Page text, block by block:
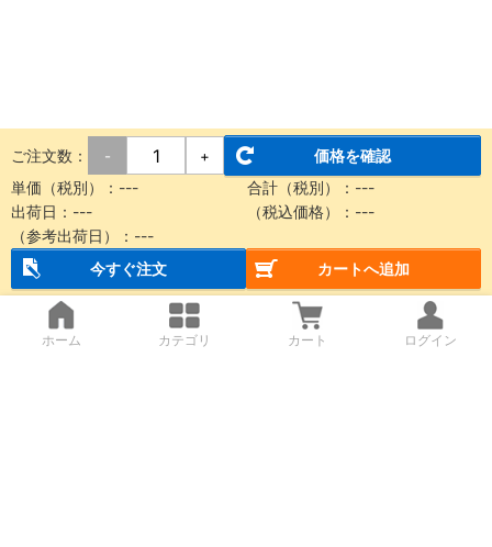
ご注文数： - +
価格を確認
単価（税別）： --- 合計（税別）： ---
出荷日： --- （税込価格）： ---
（参考出荷日）： ---
今すぐ注文
カートへ追加
ホーム カテゴリ カート ログイン